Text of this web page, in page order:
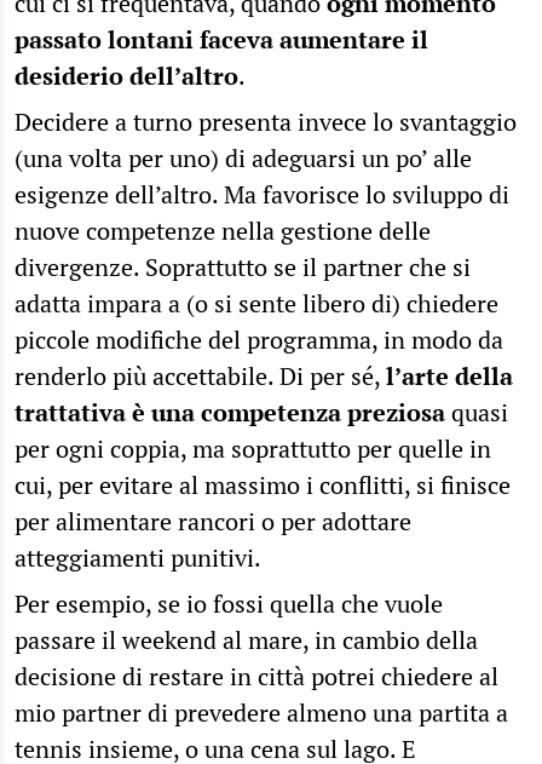
passato lontani faceva aumentare il
desiderio dell’altro.
Decidere a turno presenta invece lo svantaggio
(una volta per uno) di adeguarsi un po’ alle
esigenze dell’altro. Ma favorisce lo sviluppo di
nuove competenze nella gestione delle
divergenze. Soprattutto se il partner che si
adatta impara a (o si sente libero di) chiedere
piccole modifiche del programma, in modo da
renderlo più accettabile. Di per sé,l’arte della
trattativa è una competenza preziosaquasi
per ogni coppia, ma soprattutto per quelle in
cui, per evitare al massimo i conflitti, si finisce
per alimentare rancori o per adottare
atteggiamenti punitivi.
Per esempio, se io fossi quella che vuole
passare il weekend al mare, in cambio della
decisione di restare in città potrei chiedere al
mio partner di prevedere almeno una partita a
tennis insieme, o una cena sul lago. E